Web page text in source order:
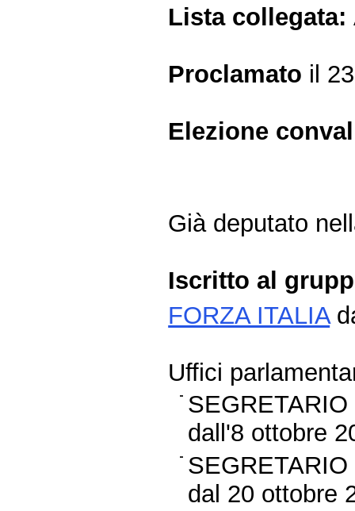
Lista collegata:
Proclamato il
Elezione
Già deputato
Iscritto al
FORZA ITALIA
Uffici
dall'8 ottobre
dal 20 ottobre